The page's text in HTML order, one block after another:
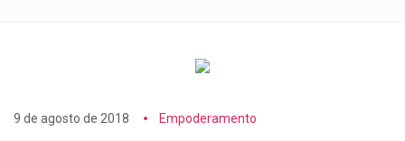
9 de agosto de 2018 Empoderamento